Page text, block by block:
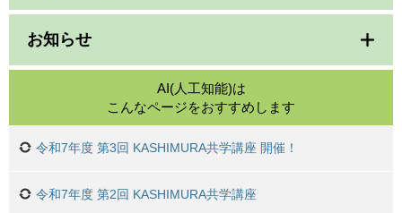
お知らせ
AI(人工知能)は
こんなページをおすすめします
令和7年度 第3回 KASHIMURA共学講座 開催！
令和7年度 第2回 KASHIMURA共学講座